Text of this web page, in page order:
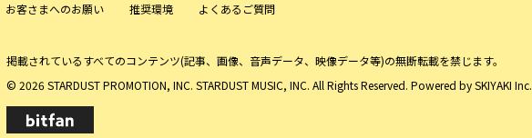
お客さまへのお願い 推奨環境 よくあるご質問
掲載されているすべてのコンテンツ(記事、画像、音声データ、映像データ等)の無断転載を禁じます。
© 2026 STARDUST PROMOTION, INC. STARDUST MUSIC, INC. All Rights Reserved. Powered bySKIYAKI Inc.